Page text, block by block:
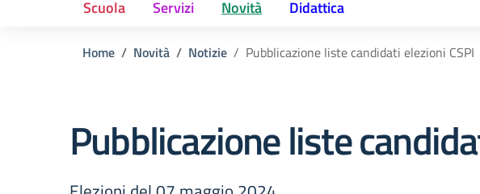
Scuola Servizi Novità Didattica
Home Novità Notizie Pubblicazione liste candidati elezioni CSPI
Pubblicazione liste